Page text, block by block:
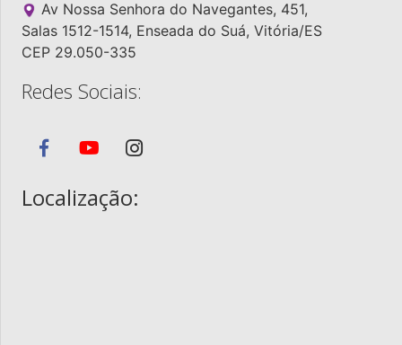
Av Nossa Senhora do Navegantes, 451,
Salas 1512-1514, Enseada do Suá, Vitória/ES
CEP 29.050-335
Redes Sociais:
Localização: